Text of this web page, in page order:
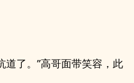
道了。”高哥面带笑容，此